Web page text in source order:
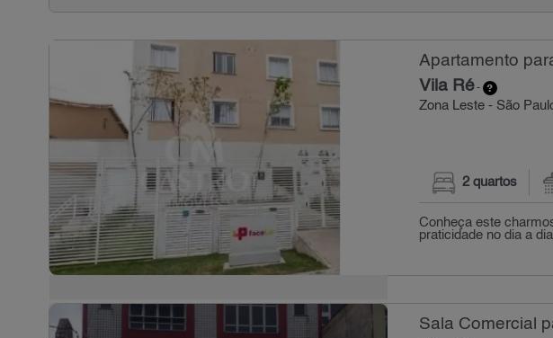
Apartamento
Vila Ré-
Zona Leste - São
2 quartos
Conheça este
praticidade no dia a
Sala Comercial